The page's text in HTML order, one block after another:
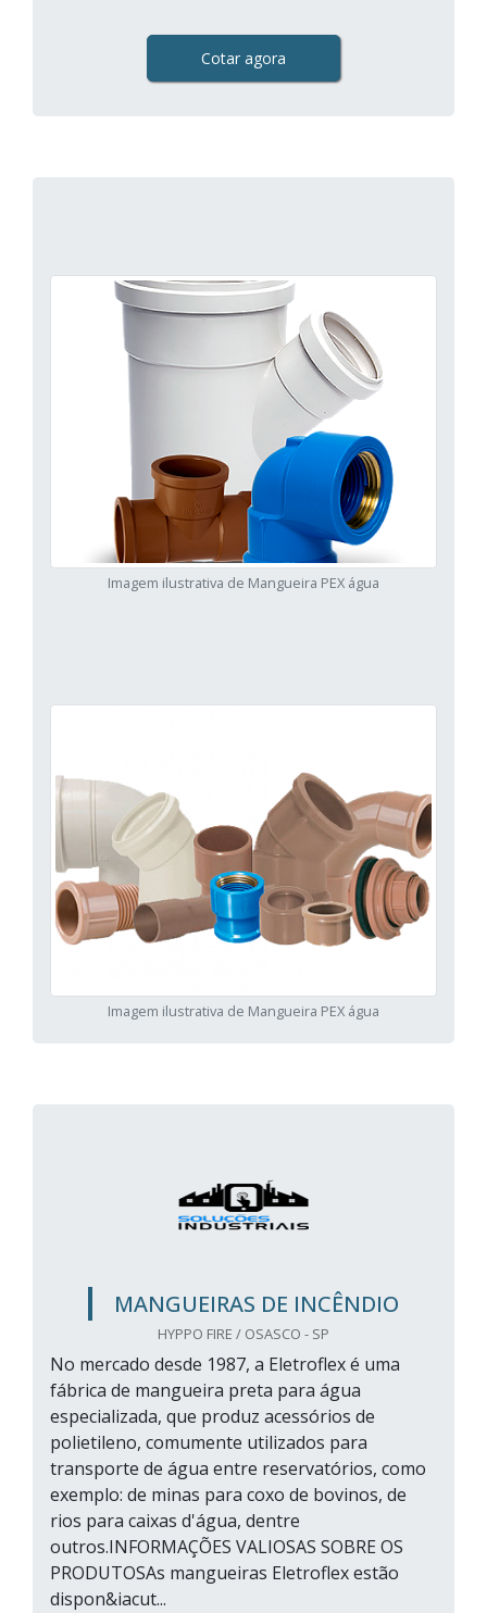
Cotar agora
Imagem ilustrativa de Mangueira PEX água
Imagem ilustrativa de Mangueira PEX água
MANGUEIRAS DE INCÊNDIO
HYPPO FIRE / OSASCO - SP
No mercado desde 1987, a Eletroflex é uma
fábrica de mangueira preta para água
especializada, que produz acessórios de
polietileno, comumente utilizados para
transporte de água entre reservatórios, como
exemplo: de minas para coxo de bovinos, de
rios para caixas d'água, dentre
outros.INFORMAÇÕES VALIOSAS SOBRE OS
PRODUTOSAs mangueiras Eletroflex estão
dispon&iacut...